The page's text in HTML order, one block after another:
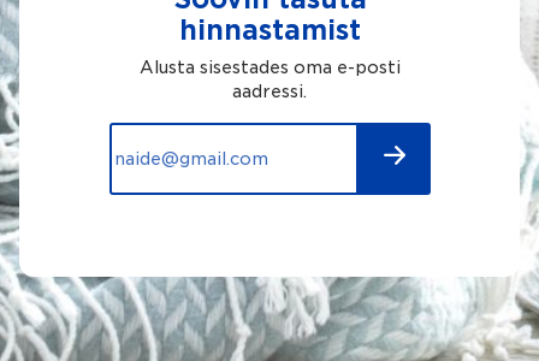
hinnastamist
Alusta sisestades oma e-posti
aadressi.